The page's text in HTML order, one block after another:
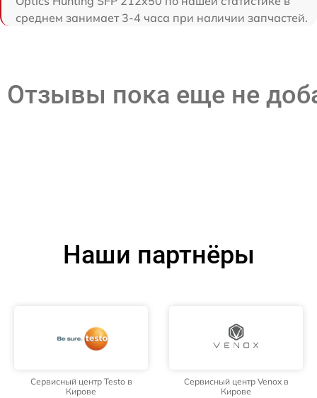
среднем занимает 3-4 часа при наличии запчастей.
Отзывы пока еще не
Наши партнёры
Сервисный центр Testo в
Кирове
Сервисный центр Venox в
Кирове